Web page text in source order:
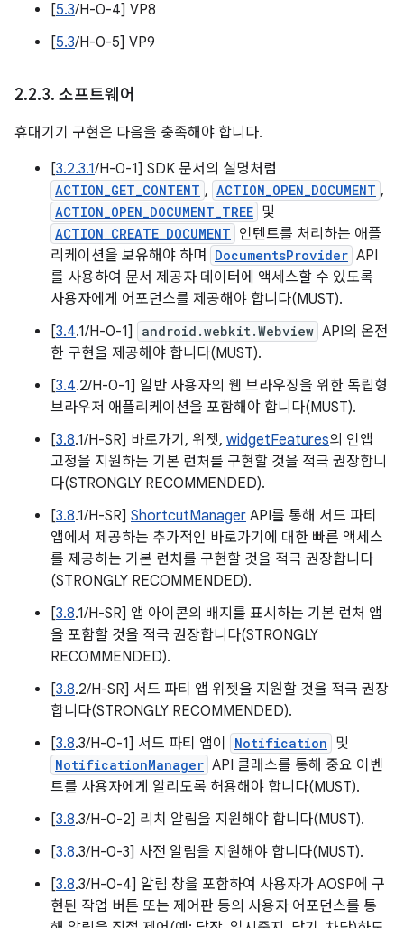
[5.3/H-0-4] VP8
[5.3/H-0-5] VP9
2.2.3. 소프트웨어
휴대기기 구현은 다음을 충족해야 합니다.
[3.2.3.1/H-0-1] SDK 문서의 설명처럼
ACTION_GET_CONTENT , ACTION_OPEN_DOCUMENT ,
ACTION_OPEN_DOCUMENT_TREE 및
ACTION_CREATE_DOCUMENT 인텐트를 처리하는 애플
리케이션을 보유해야 하며
DocumentsProvider API
를 사용하여 문서 제공자 데이터에 액세스할 수 있도록
사용자에게 어포던스를 제공해야 합니다(MUST).
[3.4.1/H-0-1] android.webkit.Webview API의 온전
한 구현을 제공해야 합니다(MUST).
[3.4.2/H-0-1] 일반 사용자의 웹 브라우징을 위한 독립형
브라우저 애플리케이션을 포함해야 합니다(MUST).
[3.8.1/H-SR] 바로가기, 위젯, widgetFeatures의 인앱
고정을 지원하는 기본 런처를 구현할 것을 적극 권장합니
다(STRONGLY RECOMMENDED).
[3.8.1/H-SR] ShortcutManager API를 통해 서드 파티
앱에서 제공하는 추가적인 바로가기에 대한 빠른 액세스
를 제공하는 기본 런처를 구현할 것을 적극 권장합니다
(STRONGLY RECOMMENDED).
[3.8.1/H-SR] 앱 아이콘의 배지를 표시하는 기본 런처 앱
을 포함할 것을 적극 권장합니다(STRONGLY
RECOMMENDED).
[3.8.2/H-SR] 서드 파티 앱 위젯을 지원할 것을 적극 권장
합니다(STRONGLY RECOMMENDED).
[3.8.3/H-0-1] 서드 파티 앱이 Notification 및
NotificationManager API 클래스를 통해 중요 이벤
트를 사용자에게 알리도록 허용해야 합니다(MUST).
[3.8.3/H-0-2] 리치 알림을 지원해야 합니다(MUST).
[3.8.3/H-0-3] 사전 알림을 지원해야 합니다(MUST).
[3.8.3/H-0-4] 알림 창을 포함하여 사용자가 AOSP에 구
현된 작업 버튼 또는 제어판 등의 사용자 어포던스를 통